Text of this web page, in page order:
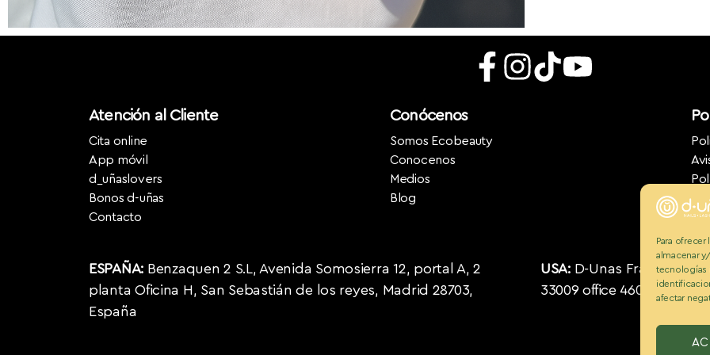
Para
almacenar
tecnologías
afectar
Atención al Cliente
Cita online
App móvil
d_uñaslovers
Bonos d-uñas
Contacto
Conócenos
Somos Ecobeauty
Conocenos
Medios
Blog
ESPAÑA: Benzaquen 2 S.L, Avenida Somosierra 12, portal A, 2
planta Oficina H, San Sebastián de los reyes, Madrid 28703,
España
USA:D-Unas Franchising
33009 office 460 Phone :